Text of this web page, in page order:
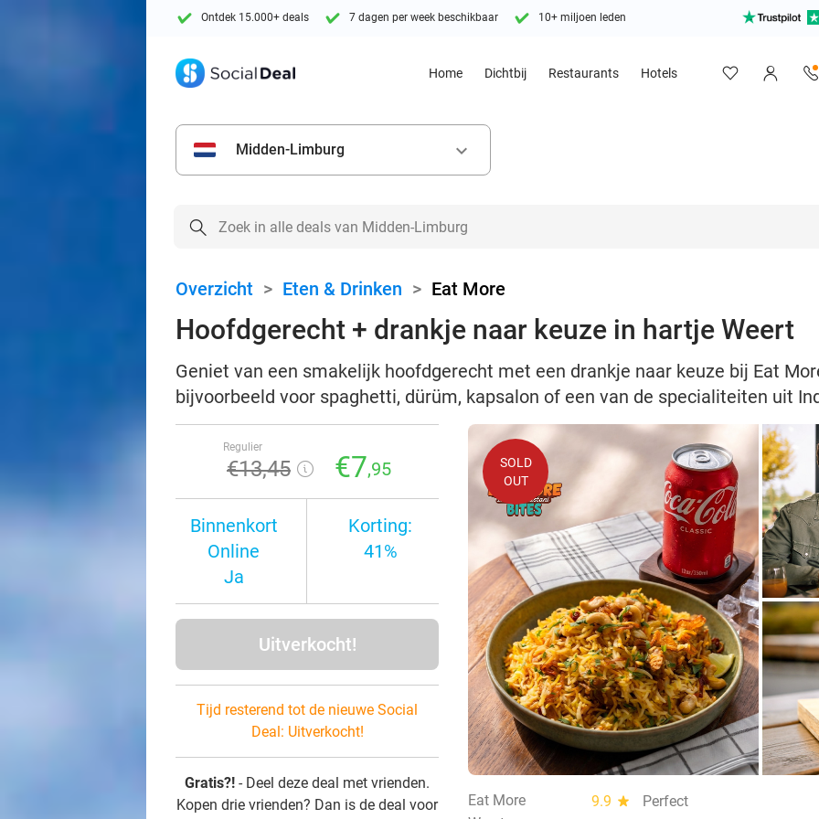
Ontdek 15.000+ deals 7 dagen per week beschikbaar 10+ miljoen leden
Home Dichtbij Restaurants Hotels
Midden-Limburg keyboard_arrow_down
Overzicht > Eten & Drinken > Eat More
Hoofdgerecht + drankje naar keuze in hartje Weert
Geniet van een smakelijk hoofdgerecht met een drankje naar keuze bij Eat
bijvoorbeeld voor spaghetti, dürüm, kapsalon of een van de specialiteiten uit
Regulier
€13,45 €7,95
Binnenkort
Online
Ja
Korting:
41%
Uitverkocht!
Tijd resterend tot de nieuwe Social
Deal: Uitverkocht!
Gratis?! - Deel deze deal met vrienden.
Kopen drie vrienden? Dan is de deal voor
SOLD
OUT
Eat More 9.9 star
Perfect